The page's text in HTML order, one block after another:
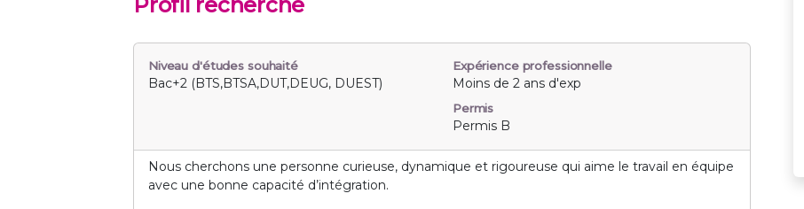
Profil recherché
Niveau d'études souhaité
Bac+2 (BTS,BTSA,DUT,DEUG, DUEST)
Expérience professionnelle
Moins de 2 ans d'exp
Permis
Permis B
Nous cherchons une personne curieuse, dynamique et rigoureuse qui aime le travail en équipe
avec une bonne capacité d’intégration.